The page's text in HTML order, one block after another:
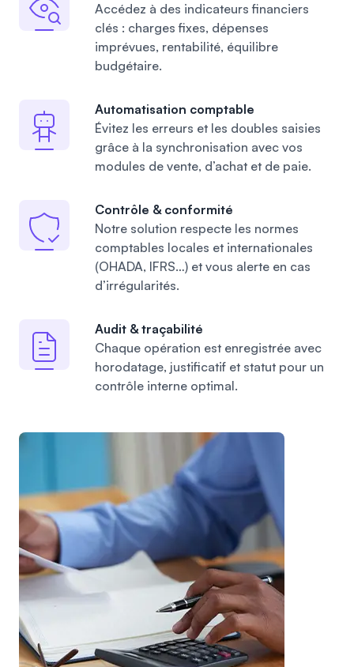
Accédez à des indicateurs financiers
clés : charges fixes, dépenses
imprévues, rentabilité, équilibre
budgétaire.
Automatisation comptable
Évitez les erreurs et les doubles saisies
grâce à la synchronisation avec vos
modules de vente, d’achat et de paie.
Contrôle & conformité
Notre solution respecte les normes
comptables locales et internationales
(OHADA, IFRS…) et vous alerte en cas
d’irrégularités.
Audit & traçabilité
Chaque opération est enregistrée avec
horodatage, justificatif et statut pour un
contrôle interne optimal.